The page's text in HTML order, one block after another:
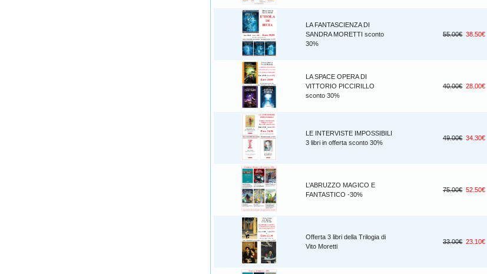
LA FANTASCIENZA DI
SANDRA MORETTI sconto
30%
55.00€ 38.50€
LA SPACE OPERA DI
VITTORIO PICCIRILLO
sconto 30%
40.00€ 28.00€
LE INTERVISTE IMPOSSIBILI
3 libri in offerta sconto 30%
49.00€ 34.30€
L’ABRUZZO MAGICO E
FANTASTICO -30%
75.00€ 52.50€
Offerta 3 libri della Trilogia di
Vito Moretti
33.00€ 23.10€